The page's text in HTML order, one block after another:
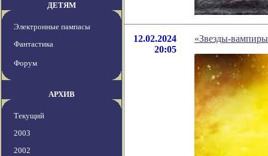
ДЕТЯМ
Электронные пампасы
Фантастика
Форум
АРХИВ
Текущий
2003
2002
12.02.2024
20:05
«Звезды-